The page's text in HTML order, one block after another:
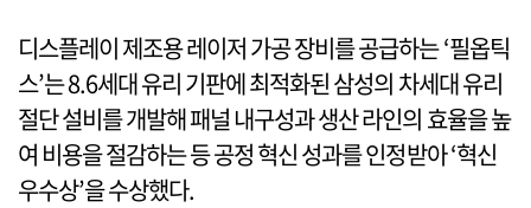
디스플레이 제조용 레이저 가공 장비를 공급하는 ‘필옵틱
스’는 8.6세대 유리 기판에 최적화된 삼성의 차세대 유리
절단 설비를 개발해 패널 내구성과 생산 라인의 효율을 높
여 비용을 절감하는 등 공정 혁신 성과를 인정받아 ‘혁신
우수상’을 수상했다.